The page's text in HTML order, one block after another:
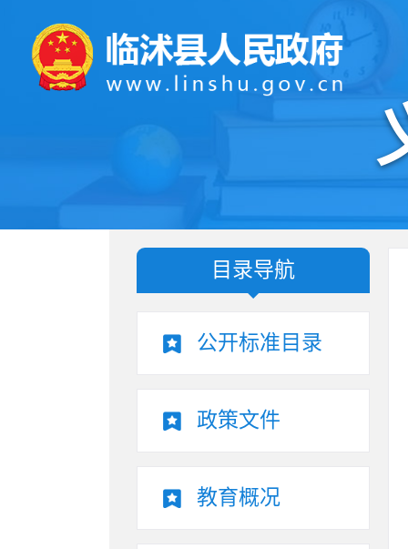
目录导航
公开标准目录
政策文件
教育概况